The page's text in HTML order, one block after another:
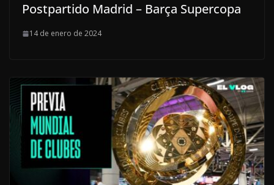
Postpartido Madrid – Barça Supercopa
14 de enero de 2024